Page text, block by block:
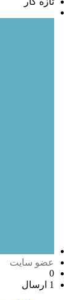
عضو سایت
0
1 ارسال